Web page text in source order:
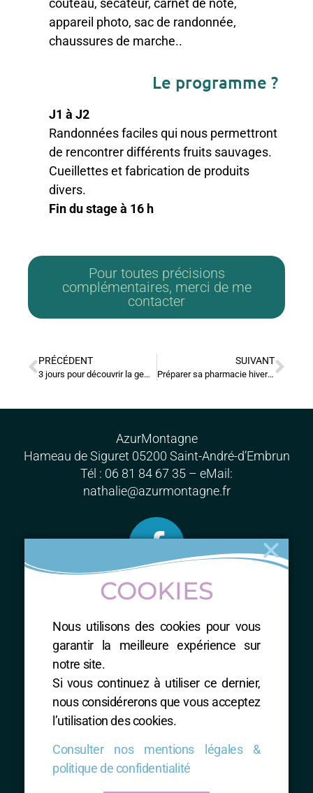
appareil photo, sac de randonnée,
chaussures de marche..
Le programme ?
J1 à J2
Randonnées faciles qui nous permettront
de rencontrer différents fruits sauvages.
Cueillettes et fabrication de produits
divers.
Fin du stage à 16 h
Pour toutes précisions
complémentaires, merci de me
contacter
PRÉCÉDENT
3 jours pour découvrir la gemmothérapie, sa place dans la thérapeutique naturelle
SUIVANT
Préparer sa pharmacie hivernale
AzurMontagne
Hameau de Siguret 05200 Saint-André-d’Embrun
Tél : 06 81 84 67 35 – eMail:
nathalie@azurmontagne.fr
ME CONTACTER
Nathalie RUIZ-SIALVE
Accompagnatrice en montagne
Professeur de Natha Yoga
Phyto-herboriste, Naturopathe
Thérapeute énergétique total RESET
COOKIES
Nous utilisons des cookies pour vous
garantir la meilleure expérience sur
notre site.
Si vous continuez à utiliser ce dernier,
nous considérerons que vous acceptez
l’utilisation des cookies.
Consulter nos mentions légales &
politique de confidentialité